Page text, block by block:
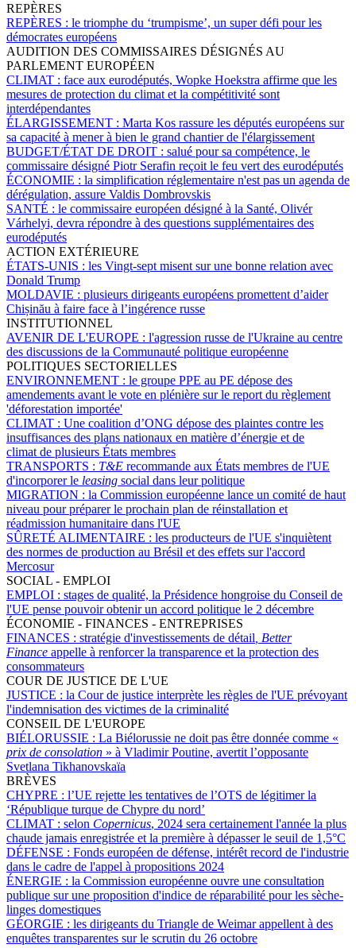
REPÈRES
REPÈRES : le triomphe du ‘trumpisme’, un super défi pour les
démocrates européens
AUDITION DES COMMISSAIRES DÉSIGNÉS AU
PARLEMENT EUROPÉEN
CLIMAT : face aux eurodéputés, Wopke Hoekstra affirme que les
mesures de protection du climat et la compétitivité sont
interdépendantes
ÉLARGISSEMENT : Marta Kos rassure les députés européens sur
sa capacité à mener à bien le grand chantier de l'élargissement
BUDGET/ÉTAT DE DROIT : salué pour sa compétence, le
commissaire désigné Piotr Serafin reçoit le feu vert des eurodéputés
ÉCONOMIE : la simplification réglementaire n'est pas un agenda de
dérégulation, assure Valdis Dombrovskis
SANTÉ : le commissaire européen désigné à la Santé, Olivér
Várhelyi, devra répondre à des questions supplémentaires des
eurodéputés
ACTION EXTÉRIEURE
ÉTATS-UNIS : les Vingt-sept misent sur une bonne relation avec
Donald Trump
MOLDAVIE : plusieurs dirigeants européens promettent d’aider
Chișinău à faire face à l’ingérence russe
INSTITUTIONNEL
AVENIR DE L'EUROPE : l'agression russe de l'Ukraine au centre
des discussions de la Communauté politique européenne
POLITIQUES SECTORIELLES
ENVIRONNEMENT : le groupe PPE au PE dépose des
amendements avant le vote en plénière sur le report du règlement
'déforestation importée'
CLIMAT : Une coalition d’ONG dépose des plaintes contre les
insuffisances des plans nationaux en matière d’énergie et de
climat de plusieurs États membres
TRANSPORTS : T&E recommande aux États membres de l'UE
d'incorporer le leasing social dans leur politique
MIGRATION : la Commission européenne lance un comité de haut
niveau pour préparer le prochain plan de réinstallation et
réadmission humanitaire dans l'UE
SÛRETÉ ALIMENTAIRE : les producteurs de l'UE s'inquiètent
des normes de production au Brésil et des effets sur l'accord
Mercosur
SOCIAL - EMPLOI
EMPLOI : stages de qualité, la Présidence hongroise du Conseil de
l'UE pense pouvoir obtenir un accord politique le 2 décembre
ÉCONOMIE - FINANCES - ENTREPRISES
FINANCES : stratégie d'investissements de détail , Better
Finance appelle à renforcer la transparence et la protection des
consommateurs
COUR DE JUSTICE DE L'UE
JUSTICE : la Cour de justice interprète les règles de l'UE prévoyant
l'indemnisation des victimes de la criminalité
CONSEIL DE L'EUROPE
BIÉLORUSSIE : La Biélorussie ne doit pas être donnée comme «
prix de consolation » à Vladimir Poutine, avertit l’opposante
Svetlana Tikhanovskaïa
BRÈVES
CHYPRE : l’UE rejette les tentatives de l’OTS de légitimer la
‘République turque de Chypre du nord’
CLIMAT : selon Copernicus, 2024 sera certainement l'année la plus
chaude jamais enregistrée et la première à dépasser le seuil de 1,5°C
DÉFENSE : Fonds européen de défense, intérêt record de l'industrie
dans le cadre de l'appel à propositions 2024
ÉNERGIE : la Commission européenne ouvre une consultation
publique sur une proposition d'indice de réparabilité pour les sèche-
linges domestiques
GÉORGIE : les dirigeants du Triangle de Weimar appellent à des
enquêtes transparentes sur le scrutin du 26 octobre